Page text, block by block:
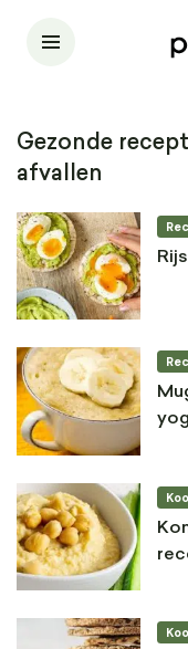
Gezonde
afvallen